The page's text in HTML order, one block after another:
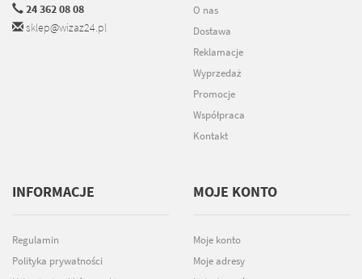
24 362 08 08
sklep@wizaz24.pl
O nas
Dostawa
Reklamacje
Wyprzedaż
Promocje
Współpraca
Kontakt
INFORMACJE
Regulamin
Polityka prywatności
MOJE KONTO
Moje konto
Moje adresy